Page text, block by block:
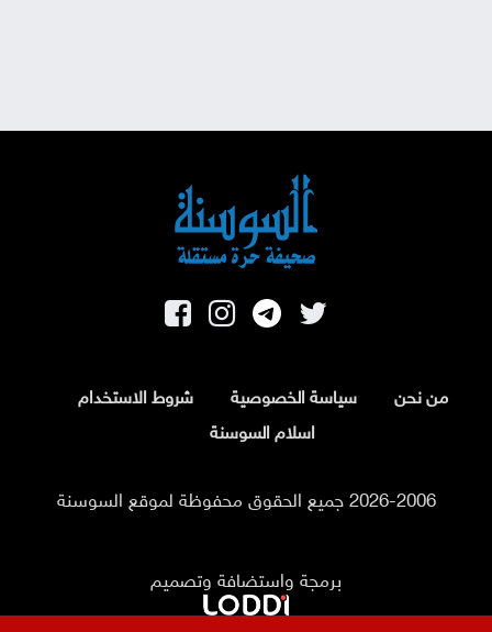
من نحن سياسة الخصوصية
شروط الاستخدام
اسلام السوسنة
2026-2006 جميع الحقوق محفوظة لموقع السوسنة
برمجة واستضافة وتصميم